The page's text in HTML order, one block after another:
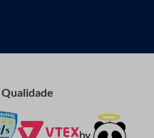
Qualidade